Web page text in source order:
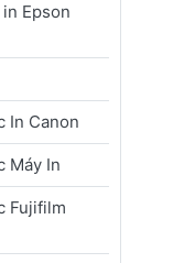
Epson
In Canon
Máy In
Fujifilm